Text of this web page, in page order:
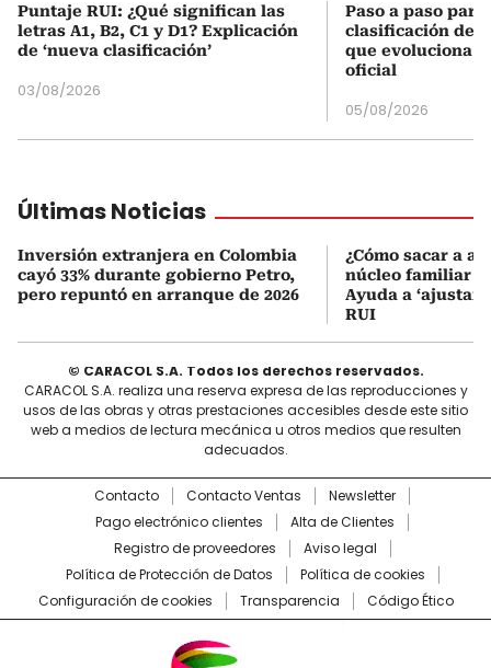
Puntaje RUI: ¿Qué significan las
letras A1, B2, C1 y D1? Explicación
de ‘nueva clasificación’
03/08/2026
Paso a paso
clasificación del
que evoluciona
oficial
05/08/2026
Últimas Noticias
Inversión extranjera en Colombia
cayó 33% durante gobierno Petro,
pero repuntó en arranque de 2026
¿Cómo sacar a
núcleo familiar
Ayuda a
RUI
© CARACOL S.A. Todos los derechos reservados.
CARACOL S.A. realiza una reserva expresa de las reproducciones y
usos de las obras y otras prestaciones accesibles desde este sitio
web a medios de lectura mecánica u otros medios que resulten
adecuados.
Contacto Contacto Ventas
Newsletter
Pago electrónico clientes
Alta de Clientes
Registro de proveedores
Aviso legal
Política de Protección de Datos
Política de cookies
Configuración de cookies
Transparencia Código Ético